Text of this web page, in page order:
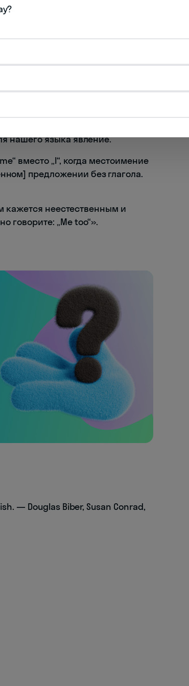
Kellerman, авторы пяти книжек
отвечаете: „I too“ („Я тоже“), то
и неестественно...
too“ („Я тоже хочу есть“)... Вот
есть причина. Даже если
официозно. Зато ответ
нашего языка явление.
вместо „I“, когда местоимение
предложении без глагола.
кажется неестественным и
говорите: „Me too“».
— Douglas Biber, Susan Conrad,